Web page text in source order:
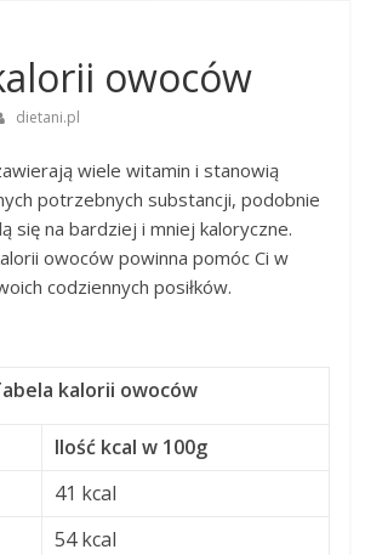
owoców
dietani.pl
wiele witamin i stanowią
potrzebnych substancji, podobnie
się na bardziej i mniej kaloryczne.
owoców powinna pomóc Ci w
codziennych posiłków.
kalorii owoców
Ilość kcal w 100g
41 kcal
54 kcal